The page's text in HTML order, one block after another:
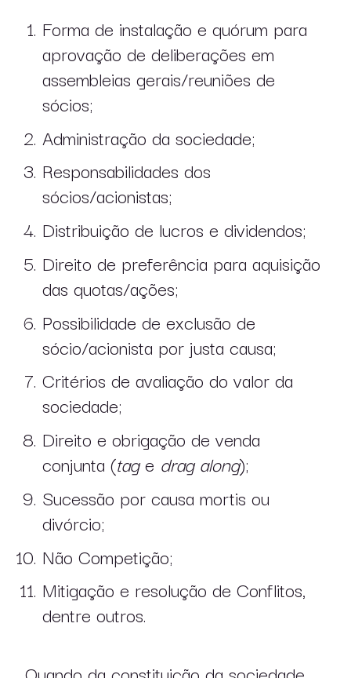
pt en
Forma de instalação e quórum para
aprovação de deliberações em
assembleias gerais/reuniões de
sócios;
Administração da sociedade;
Responsabilidades dos
sócios/acionistas;
Distribuição de lucros e dividendos;
Direito de preferência para aquisição
das quotas/ações;
Possibilidade de exclusão de
sócio/acionista por justa causa;
Critérios de avaliação do valor da
sociedade;
Direito e obrigação de venda
conjunta (tage drag along);
Sucessão por causa mortis ou
divórcio;
Não Competição;
Mitigação e resolução de Conflitos,
dentre outros.